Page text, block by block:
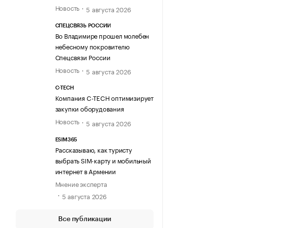
Новость
5 августа 2026
СПЕЦСВЯЗЬ РОССИИ
Во Владимире прошел молебен
небесному покровителю
Спецсвязи России
Новость
5 августа 2026
C-TECH
Компания C-TECH оптимизирует
закупки оборудования
Новость
5 августа 2026
ESIM365
Рассказываю, как туристу
выбрать SIM-карту и мобильный
интернет в Армении
Мнение эксперта
5 августа 2026
Все публикации